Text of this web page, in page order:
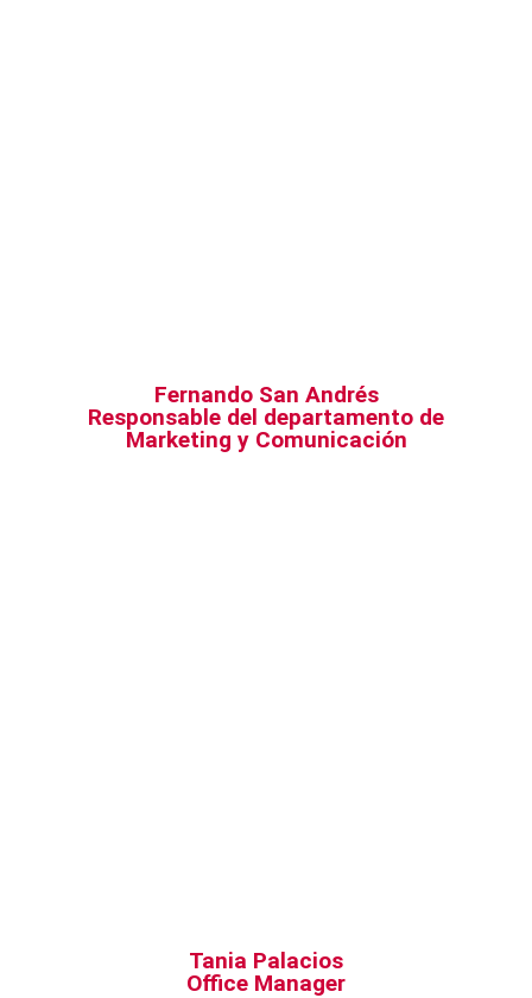
Fernando San Andrés
Responsable del departamento de
Marketing y Comunicación
Tania Palacios
Office Manager